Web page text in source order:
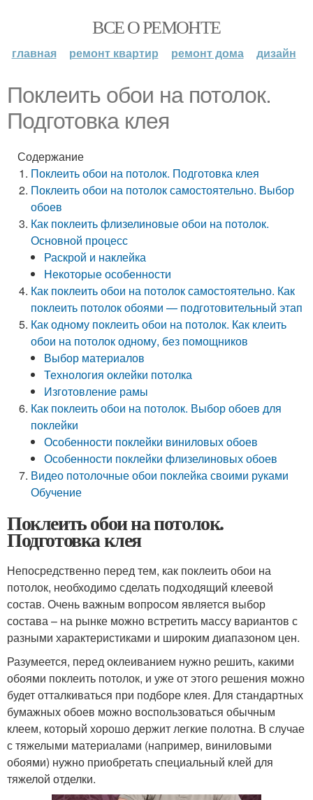
ВСЕ О РЕМОНТЕ
главная ремонт квартир ремонт дома дизайн
Поклеить обои на потолок.
Подготовка клея
Содержание
Поклеить обои на потолок. Подготовка клея
Поклеить обои на потолок самостоятельно. Выбор
обоев
Как поклеить флизелиновые обои на потолок.
Основной процесс
Раскрой и наклейка
Некоторые особенности
Как поклеить обои на потолок самостоятельно. Как
поклеить потолок обоями — подготовительный этап
Как одному поклеить обои на потолок. Как клеить
обои на потолок одному, без помощников
Выбор материалов
Технология оклейки потолка
Изготовление рамы
Как поклеить обои на потолок. Выбор обоев для
поклейки
Особенности поклейки виниловых обоев
Особенности поклейки флизелиновых обоев
Видео потолочные обои поклейка своими руками
Обучение
Поклеить обои на потолок.
Подготовка клея
Непосредственно перед тем, как поклеить обои на
потолок, необходимо сделать подходящий клеевой
состав. Очень важным вопросом является выбор
состава – на рынке можно встретить массу вариантов с
разными характеристиками и широким диапазоном цен.
Разумеется, перед оклеиванием нужно решить, какими
обоями поклеить потолок, и уже от этого решения можно
будет отталкиваться при подборе клея. Для стандартных
бумажных обоев можно воспользоваться обычным
клеем, который хорошо держит легкие полотна. В случае
с тяжелыми материалами (например, виниловыми
обоями) нужно приобретать специальный клей для
тяжелой отделки.